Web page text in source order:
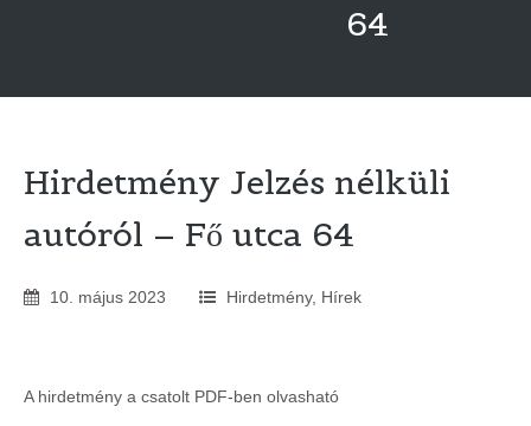
64
Hirdetmény Jelzés nélküli
autóról – Fő utca 64
10 május 2023 Hirdetmény, Hírek
A hirdetmény a csatolt PDF-ben olvasható